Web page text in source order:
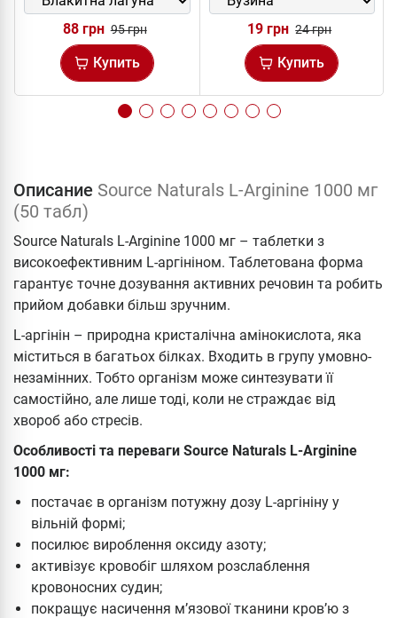
88 грн 95 грн
Купить
19 грн 24 грн
Купить
Описание Source Naturals L-Arginine 1000 мг
(50 табл)
Source Naturals L-Arginine 1000 мг – таблетки з
високоефективним L-аргініном. Таблетована форма
гарантує точне дозування активних речовин та робить
прийом добавки більш зручним.
L-аргінін – природна кристалічна амінокислота, яка
міститься в багатьох білках. Входить в групу умовно-
незамінних. Тобто організм може синтезувати її
самостійно, але лише тоді, коли не страждає від
хвороб або стресів.
Особливості та переваги Source Naturals L-Arginine
1000 мг:
постачає в організм потужну дозу L-аргініну у
вільній формі;
посилює вироблення оксиду азоту;
активізує кровобіг шляхом розслаблення
кровоносних судин;
покращує насичення м’язової тканини кров’ю з